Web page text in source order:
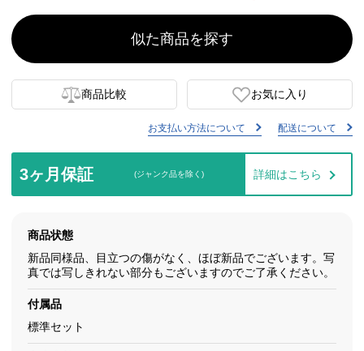
似た商品を探す
商品比較 お気に入り
お支払い方法について 配送について
3ヶ月保証 (ジャンク品を除く) 詳細はこちら
商品状態
新品同様品、目立つの傷がなく、ほぼ新品でございます。写
真では写しきれない部分もございますのでご了承ください。
付属品
標準セット